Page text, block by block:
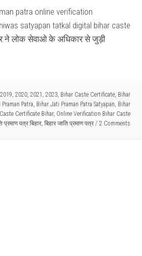
patra online verification
satyapan tatkal digital bihar caste
ने लोक सेवाओ के अधिकार से जुड़ी
2019, 2020, 2021 , 2023, Bihar Caste Certificate, Bihar
Patra, Bihar Jati Praman Patra Satyapan, Bihar
Caste Certificate Bihar, Online Verification Bihar Caste
प्रमाण पत्र बिहार, बिहार जाति प्रमाण पत्र 2 Comments